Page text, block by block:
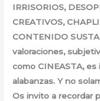
IRRISORIOS,
CREATIVOS,
CONTENIDO
valoraciones,
como CINEASTA,
alabanzas. Y no
Os invito a recordar